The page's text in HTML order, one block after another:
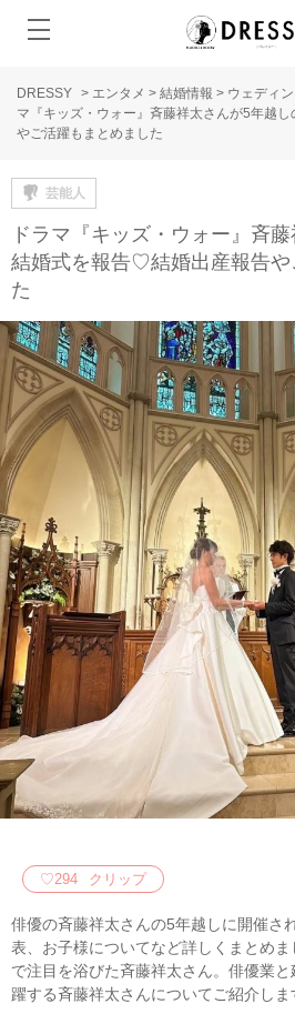
DRESSY > エンタメ > 結婚情報 > ウェディ
マ『キッズ・ウォー』斉藤祥太さんが5年越
やご活躍もまとめました
芸能人
ドラマ『キッズ・ウォー』斉
結婚式を報告♡結婚出産報告や
た
♡294 クリップ
俳優の斉藤祥太さんの5年越しに開催さ
表、お子様についてなど詳しくまとめ
で注目を浴びた斉藤祥太さん。俳優業
躍する斉藤祥太さんについてご紹介しま